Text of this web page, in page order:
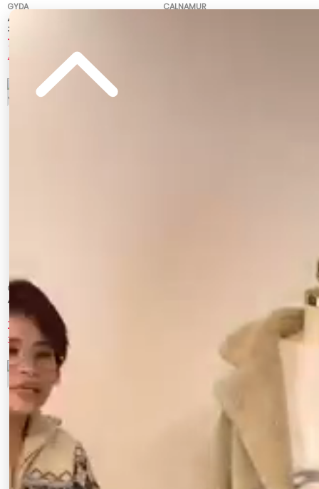
GYDA
ハイウエストBACK LACE UPストレートデ
ニムパンツ
7,990 円
42%OFF
CALNAMUR
CALNAMUR
ハードダメージ２ＷＡＹデニムパンツ
10,780 円
30%OFF
7